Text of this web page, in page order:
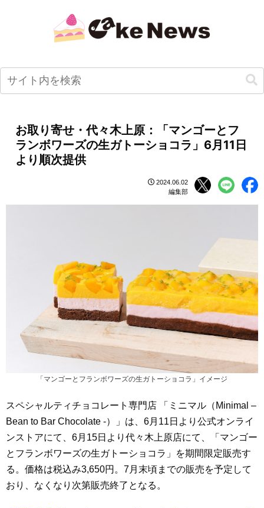
お取り寄せ・代々木上原：「マンゴーとフ
ランボワーズの生ガトーショコラ」6月11日
より順次提供
2024.06.02
編集部
「マンゴーとフランボワーズの生ガトーショコラ」イメージ
スペシャルティチョコレート専門店 「ミニマル（Minimal –
Bean to Bar Chocolate -）」は、6月11日より公式オンライ
ンストアにて、6月15日より代々木上原店にて、「マンゴー
とフランボワーズの生ガトーショコラ」を期間限定販売す
る。価格は税込み3,650円。7月末頃までの販売を予定して
おり、なくなり次第販売終了となる。